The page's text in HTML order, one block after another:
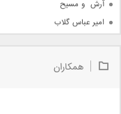
آرش  و مسیح
امیر عباس گلاب
امیر علی
همکاران